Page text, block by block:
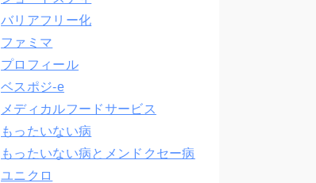
バリアフリー化
ファミマ
プロフィール
ベスポジ-e
メディカルフードサービス
もったいない病
もったいない病とメンドクセー病
ユニクロ